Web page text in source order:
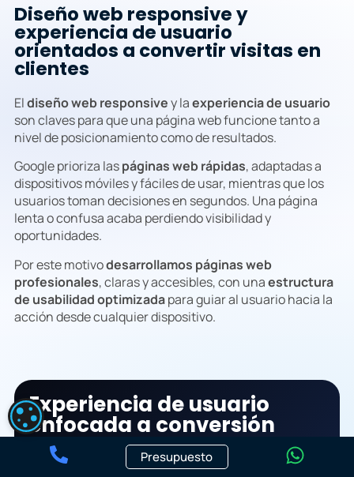
Diseño web responsive y
experiencia de usuario
orientados a convertir visitas en
clientes
Eldiseño web responsivey laexperiencia de usuario
son claves para que una página web funcione tanto a
nivel de posicionamiento como de resultados.
Google prioriza laspáginas web rápidas, adaptadas a
dispositivos móviles y fáciles de usar, mientras que los
usuarios toman decisiones en segundos. Una página
lenta o confusa acaba perdiendo visibilidad y
oportunidades.
Por este motivodesarrollamos páginas web
profesionales, claras y accesibles, con unaestructura
de usabilidad optimizadapara guiar al usuario hacia la
acción desde cualquier dispositivo.
Experiencia de usuario
enfocada a conversión
La experiencia de usuario no solo es clave para el
Presupuesto
CONFIGURACIÓN DE COOKIES